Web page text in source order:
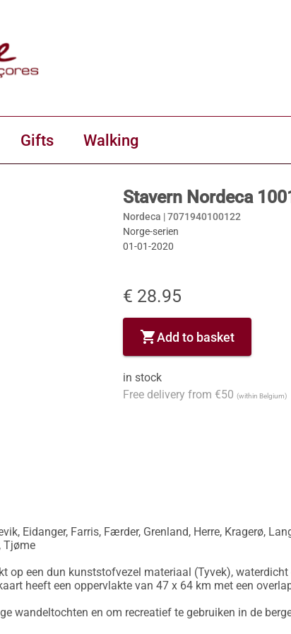
Gifts Walking
Stavern Nordeca
Nordeca |7071940100122
Norge-serien
01-01-2020
€ 28.95
shopping_cartAdd to basket
in stock
Free delivery from €50 (within Belgium)
Eidanger, Farris, Færder, Grenland, Herre, Kragerø,
Tjøme
op een dun kunststofvezel materiaal (Tyvek),
heeft een oppervlakte van 47 x 64 km met een
wandeltochten en om recreatief te gebruiken in de